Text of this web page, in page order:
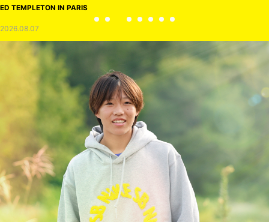
ED TEMPLETON IN PARIS
2026.08.07